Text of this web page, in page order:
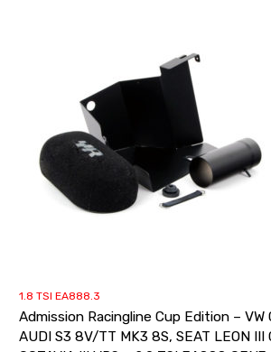
1.8 TSI EA888.3
Admission Racingline Cup Edition – VW
AUDI S3 8V/TT MK3 8S, SEAT LEON III